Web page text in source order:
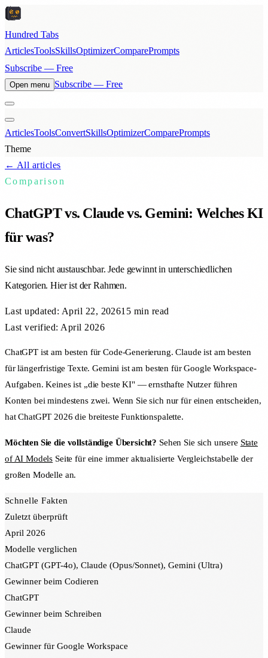
Hundred Tabs
ArticlesToolsSkillsOptimizerComparePrompts
Subscribe — Free
Open menu Subscribe — Free
ArticlesToolsConvertSkillsOptimizerComparePrompts
Theme
← All articles
Comparison
ChatGPT vs. Claude vs. Gemini: Welches KI
für was?
Sie sind nicht austauschbar. Jede gewinnt in unterschiedlichen
Kategorien. Hier ist der Rahmen.
Last updated: April 22, 202615 min read
Last verified: April 2026
ChatGPT ist am besten für Code-Generierung. Claude ist am besten
für längerfristige Texte. Gemini ist am besten für Google Workspace-
Aufgaben. Keines ist „die beste KI" — ernsthafte Nutzer führen
Konten bei mindestens zwei. Wenn Sie sich nur für einen entscheiden,
hat ChatGPT 2026 die breiteste Funktionspalette.
Möchten Sie die vollständige Übersicht? Sehen Sie sich unsere State
of AI Models Seite für eine immer aktualisierte Vergleichstabelle der
großen Modelle an.
Schnelle Fakten
Zuletzt überprüft
April 2026
Modelle verglichen
ChatGPT (GPT-4o), Claude (Opus/Sonnet), Gemini (Ultra)
Gewinner beim Codieren
ChatGPT
Gewinner beim Schreiben
Claude
Gewinner für Google Workspace